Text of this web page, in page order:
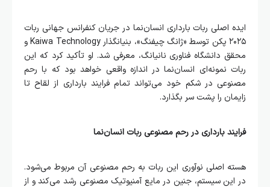
ایده اصلی ربات بارداری انسان‌نما در جریان کنفرانس جهانی ربات
۲۰۲۵ پکن توسط «ژانگ چیفنگ»، بنیانگذار Kaiwa Technology و
محقق دانشگاه فناوری نانیانگ، معرفی شد. او تأکید کرد که این
ربات نمونه‌ای انسان‌نما در اندازه واقعی خواهد بود که با رحم
مصنوعی در شکم خود می‌تواند تمام فرایند بارداری از لقاح تا
زایمان را پشت سر بگذارد.
فرایند بارداری در رحم مصنوعی ربات انسان‌نما
هسته اصلی نوآوری این ربات به رحم مصنوعی آن مربوط می‌شود.
در این سیستم، جنین در مایع آمنیوتیک مصنوعی رشد می‌کند و از